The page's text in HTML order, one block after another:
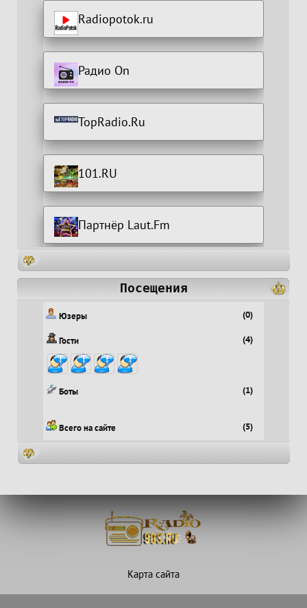
Radiopotok.ru
Радио On
TopRadio.Ru
101.RU
Партнёр Laut.Fm
Посещения
Юзеры (0)
Гости (4)
Боты (1)
Всего на сайте (5)
Карта сайта